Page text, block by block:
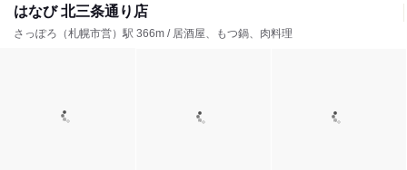
はなび 北三条通り店
さっぽろ（札幌市営）駅 366m / 居酒屋、もつ鍋、肉料理